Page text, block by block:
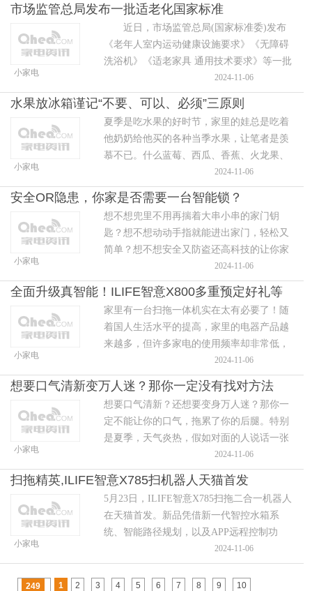
市场监管总局发布一批适老化国家标准
近日，市场监管总局(国家标准委)发布
《老年人室内运动健康设施要求》《无障碍
洗浴机》《适老家具 通用技术要求》等一批
适老化国家标准，为实施积极应对人口老龄
化国家战略提供标准助力。
小家电 2024-11-06
水果放冰箱谨记“不要、可以、必须”三原则
夏季是吃水果的好时节，家里的娃总是吃着
他奶奶给他买的各种当季水果，让笔者是羡
慕不已。什么蓝莓、西瓜、香蕉、火龙果、
哈密瓜、葡萄等，天天吃的不重样，比他老
母亲滋润多了。不过，夏季因为天气热的原
因，很
小家电 2024-11-06
安全OR隐患，你家是否需要一台智能锁？
想不想兜里不用再揣着大串小串的家门钥
匙？想不想动动手指就能进出家门，轻松又
简单？想不想安全又防盗还高科技的让你家
里古板的门锁大变身？其实，只需要采购上
一款智能门锁，这些麻烦事都能通通搞定！
那么，智能锁
小家电 2024-11-06
全面升级真智能！ILIFE智意X800多重预定好礼等
家里有一台扫拖一体机实在太有必要了！随
着国人生活水平的提高，家里的电器产品越
来越多，但许多家电的使用频率却非常低，
不仅白白浪费了很多银子，还特别占地儿。
而扫地拖地却是每天都要做的家务，如果有
一台靠
小家电 2024-11-06
想要口气清新变万人迷？那你一定没有找对方法
想要口气清新？还想要变身万人迷？那你一
定不能让你的口气，拖累了你的后腿。特别
是夏季，天气炎热，假如对面的人说话一张
嘴，把你熏个了个跟头，你会不会觉得，整
个人都不好了？据悉，冲牙器是比较新的一
种口腔清洁器具
小家电 2024-11-06
扫拖精英,ILIFE智意X785扫机器人天猫首发
5月23日，ILIFE智意X785扫拖二合一机器人
在天猫首发。新品凭借新一代智控水箱系
统、智能路径规划，以及APP远程控制功
能，提供覆盖率高、清洁力强、操作便捷等
特点，为用户带来全新的智能扫拖二合一体
验。升
小家电 2024-11-06
249 1 2 3 4 5 6 7 8 9 10